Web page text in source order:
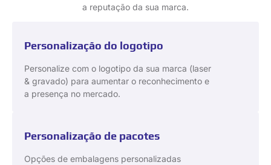
a reputação da sua marca.
Personalização do logotipo
Personalize com o logotipo da sua marca (laser
& gravado) para aumentar o reconhecimento e
a presença no mercado.
Personalização de pacotes
Opções de embalagens personalizadas